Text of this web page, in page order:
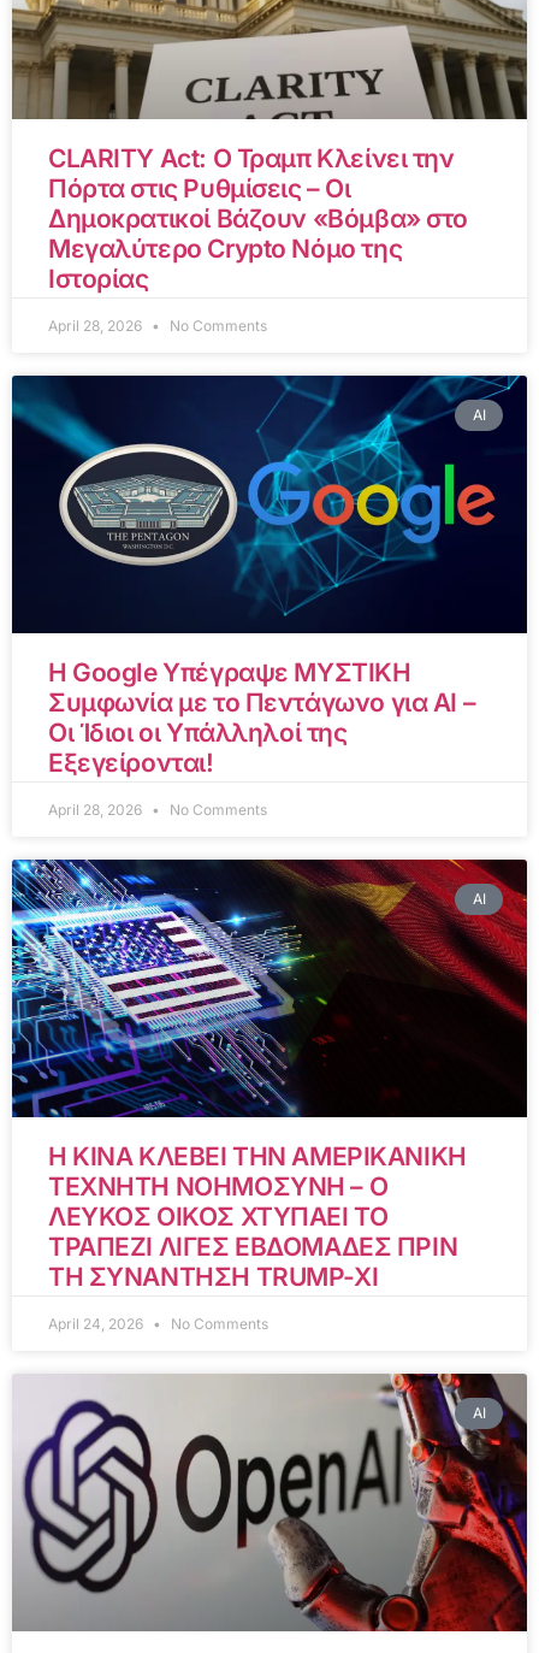
CLARITY Act: Ο Τραμπ Κλείνει την
Πόρτα στις Ρυθμίσεις – Οι
Δημοκρατικοί Βάζουν «Βόμβα» στο
Μεγαλύτερο Crypto Νόμο της
Ιστορίας
April 28, 2026 No Comments
AI
Η Google Υπέγραψε ΜΥΣΤΙΚΗ
Συμφωνία με το Πεντάγωνο για AI –
Οι Ίδιοι οι Υπάλληλοί της
Εξεγείρονται!
April 28, 2026 No Comments
AI
Η ΚΙΝΑ ΚΛΕΒΕΙ ΤΗΝ ΑΜΕΡΙΚΑΝΙΚΗ
ΤΕΧΝΗΤΗ ΝΟΗΜΟΣΥΝΗ – Ο
ΛΕΥΚΟΣ ΟΙΚΟΣ ΧΤΥΠΑΕΙ ΤΟ
ΤΡΑΠΕΖΙ ΛΙΓΕΣ ΕΒΔΟΜΑΔΕΣ ΠΡΙΝ
ΤΗ ΣΥΝΑΝΤΗΣΗ TRUMP-XI
April 24, 2026 No Comments
AI